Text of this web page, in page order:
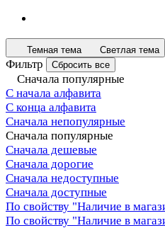
Темная тема Светлая тема
Фильтр Сбросить все
Сначала популярные
С начала алфавита
С конца алфавита
Сначала непопулярные
Сначала популярные
Сначала дешевые
Сначала дорогие
Сначала недоступные
Сначала доступные
По свойству "Наличие в
По свойству "Наличие в